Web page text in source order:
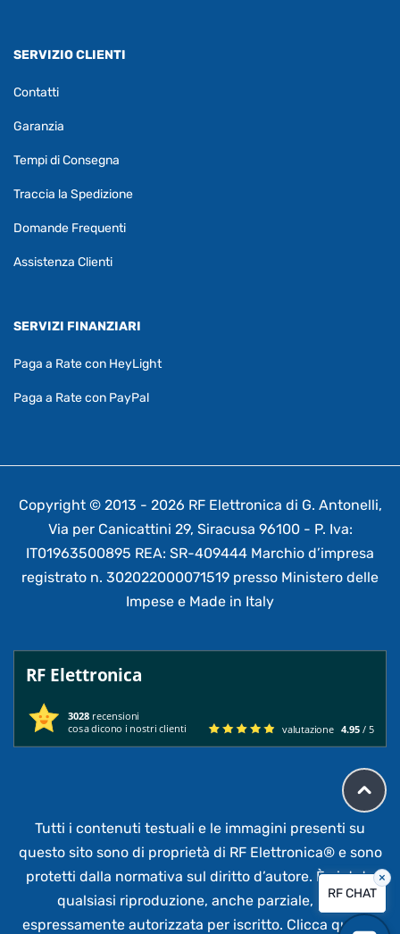
SERVIZIO CLIENTI
Contatti
Garanzia
Tempi di Consegna
Traccia la Spedizione
Domande Frequenti
Assistenza Clienti
SERVIZI FINANZIARI
Paga a Rate con HeyLight
Paga a Rate con PayPal
Copyright © 2013 - 2026 RF Elettronica di G. Antonelli,
Via per Canicattini 29, Siracusa 96100 - P. Iva:
IT01963500895 REA: SR-409444 Marchio d’impresa
registrato n. 302022000071519 presso Ministero delle
Impese e Made in Italy
RF Elettronica
3028 recensioni
cosa dicono i nostri clienti
valutazione 4.95 / 5
Tutti i contenuti testuali e le immagini presenti su
questo sito sono di proprietà di RF Elettronica® e sono
protetti dalla normativa sul diritto d’autore. È vietata
qualsiasi riproduzione, anche parziale,
non
espressamente autorizzata per iscritto. Clicca qui per
RF CHAT
×